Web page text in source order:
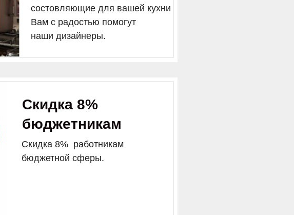
Скидка 8% работникам
бюджетной сферы.
состовляющие для вашей кухни
Вам с радостью помогут
наши дизайнеры.
Скидка 8%
бюджетникам